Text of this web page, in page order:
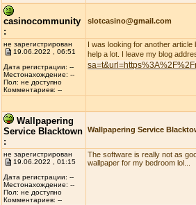
casinocommunity
:
slotcasino@gmail.com
не зарегистрирован
19.06.2022 , 06:51
Дата регистрации: --
Местонахождение: --
Пол: не доступно
Комментариев: --
I was looking for another
help a lot. I leave my blog
Wallpapering
Service Blacktown
:
Wallpapering Service
не зарегистрирован
19.06.2022 , 01:15
Дата регистрации: --
Местонахождение: --
Пол: не доступно
Комментариев: --
The software is really not as
wallpaper for my bedroom lol...